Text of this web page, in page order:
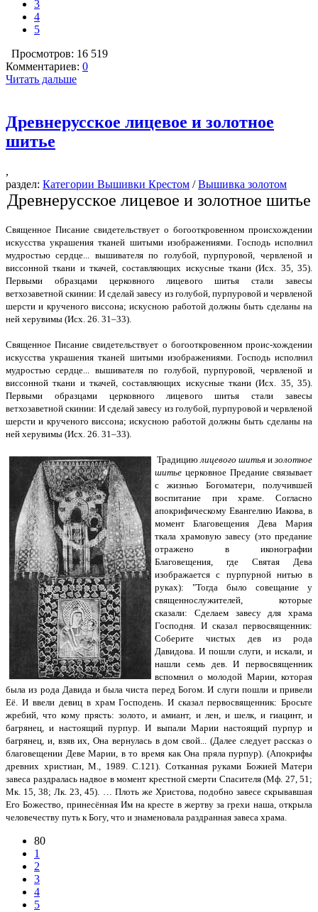
3
4
5
Просмотров: 16 519
Комментариев: 0
Читать дальше
Древнерусское лицевое и золотное
шитье
,
раздел: Категории Вышивки Крестом /Вышивка золотом
Древнерусское лицевое и золотное шитье
Священное Писание свидетельствует о богооткровенном происхождении
искусства украшения тканей шитыми изображениями. Господь исполнил
мудростью сердце... вышивателя по голубой, пурпуровой, червленой и
виссонной ткани и ткачей, составляющих искусные ткани (Исх. 35, 35).
Первыми образцами церковного лицевого шитья стали завесы
ветхозаветной скинии: И сделай завесу из голубой, пурпуровой и червленой
шерсти и крученого виссона; искусною работой должны быть сделаны на
ней херувимы (Исх. 26. 31–33).
Священное Писание свидетельствует о богооткровенном проис-хождении
искусства украшения тканей шитыми изображениями. Господь исполнил
мудростью сердце... вышивателя по голубой, пурпуровой, червленой и
виссонной ткани и ткачей, составляющих искусные ткани (Исх. 35, 35).
Первыми образцами церковного лицевого шитья стали завесы
ветхозаветной скинии: И сделай завесу из голубой, пурпуровой и червленой
шерсти и крученого виссона; искусною работой должны быть сделаны на
ней херувимы (Исх. 26. 31–33).
Традициюлицевого шитья и золотное
шитье церковное Предание связывает
с жизнью Богоматери, получившей
воспитание при храме. Согласно
апокрифическому Евангелию Иакова, в
момент Благовещения Дева Мария
ткала храмовую завесу (это предание
отражено в иконографии
Благовещения, где Святая Дева
изображается с пурпурной нитью в
руках): "Тогда было совещание у
священнослужителей, которые
сказали: Cделаем завесу для храма
Господня. И сказал первосвященник:
Cоберите чистых дев из рода
Давидова. И пошли слуги, и искали, и
нашли семь дев. И первосвященник
вспомнил о молодой Марии, которая
была из рода Давида и была чиста перед Богом. И слуги пошли и привели
Её. И ввели девиц в храм Господень. И сказал первосвященник: Бросьте
жребий, что кому прясть: золото, и амиант, и лен, и шелк, и гиацинт, и
багрянец, и настоящий пурпур. И выпали Марии настоящий пурпур и
багрянец, и, взяв их, Она вернулась в дом свой... (Далее следует рассказ о
благовещении Деве Марии, в то время как Она пряла пурпур). (Апокрифы
древних христиан, М., 1989. C.121). Сотканная руками Божией Матери
завеса раздралась надвое в момент крестной смерти Спасителя (Мф. 27, 51;
Мк. 15, 38; Лк. 23, 45). … Плоть же Христова, подобно завесе скрывавшая
Его Божество, принесённая Им на кресте в жертву за грехи наша, открыла
человечеству путь к Богу, что и знаменовала раздранная завеса храма.
80
1
2
3
4
5